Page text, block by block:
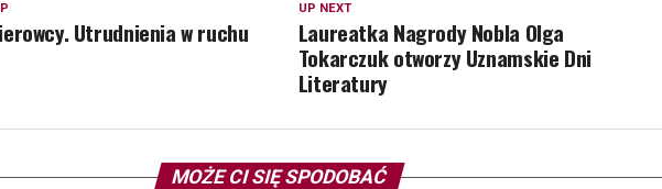
UP NEXT
Laureatka Nagrody Nobla Olga
Tokarczuk otworzy Uznamskie Dni
Literatury
Utrudnienia w ruchu
MOŻE CI SIĘ SPODOBAĆ